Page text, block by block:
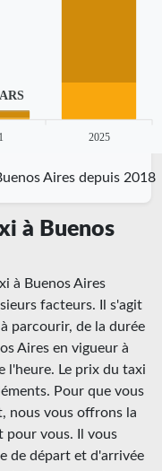
2025
Aires depuis 2018
à Buenos
à Buenos Aires
facteurs. Il s'agit
parcourir, de la durée
Aires en vigueur à
l'heure. Le prix du taxi
Pour que vous
nous vous offrons la
pour vous. Il vous
de départ et d'arrivée